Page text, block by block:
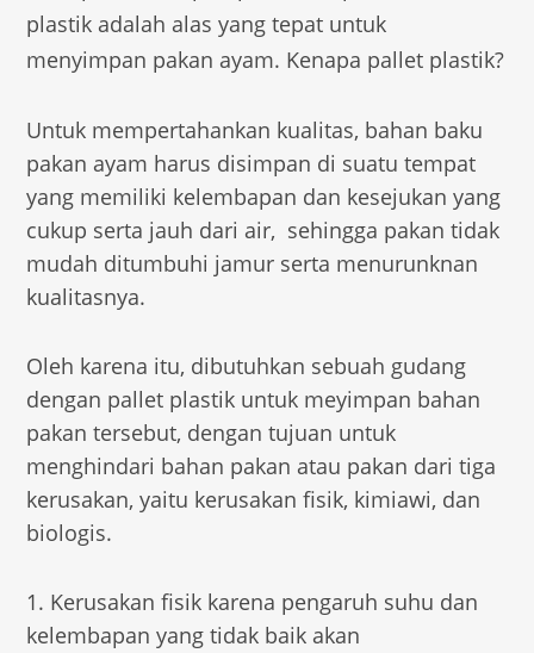
plastik adalah alas yang tepat untuk
menyimpan pakan ayam. Kenapa pallet plastik?
Untuk mempertahankan kualitas, bahan baku
pakan ayam harus disimpan di suatu tempat
yang memiliki kelembapan dan kesejukan yang
cukup serta jauh dari air, sehingga pakan tidak
mudah ditumbuhi jamur serta menurunknan
kualitasnya.
Oleh karena itu, dibutuhkan sebuah gudang
dengan pallet plastik untuk meyimpan bahan
pakan tersebut, dengan tujuan untuk
menghindari bahan pakan atau pakan dari tiga
kerusakan, yaitu kerusakan fisik, kimiawi, dan
biologis.
1. Kerusakan fisik karena pengaruh suhu dan
kelembapan yang tidak baik akan